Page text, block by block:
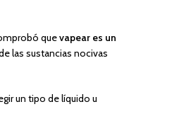
quevapear es un
las sustancias nocivas
un tipo de líquido u